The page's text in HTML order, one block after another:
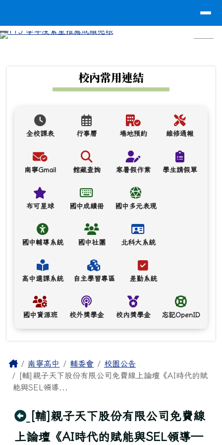
校內常用連結
全校課表 行事曆 場地預約 維修通報
南寧Gmail 館藏查詢 寒暑假作業 學生請假單
布可星球 國中成績冊 國中多元表現
國中輔導系統 國中社團 北科大系統
高中選課系統 自主學習專區 差勤系統
國中資源班 校外獎學金 校內獎學金 忘記OpenID
主內容區域
Home南寧高中 輔委會
校園公告
[輔]親子天下股份有限公司免費線上論壇《AI時代的賦
能與SEL領導...
回上頁
[輔]親子天下股份有限公司免費線
上論壇《AI時代的賦能與SEL領導—